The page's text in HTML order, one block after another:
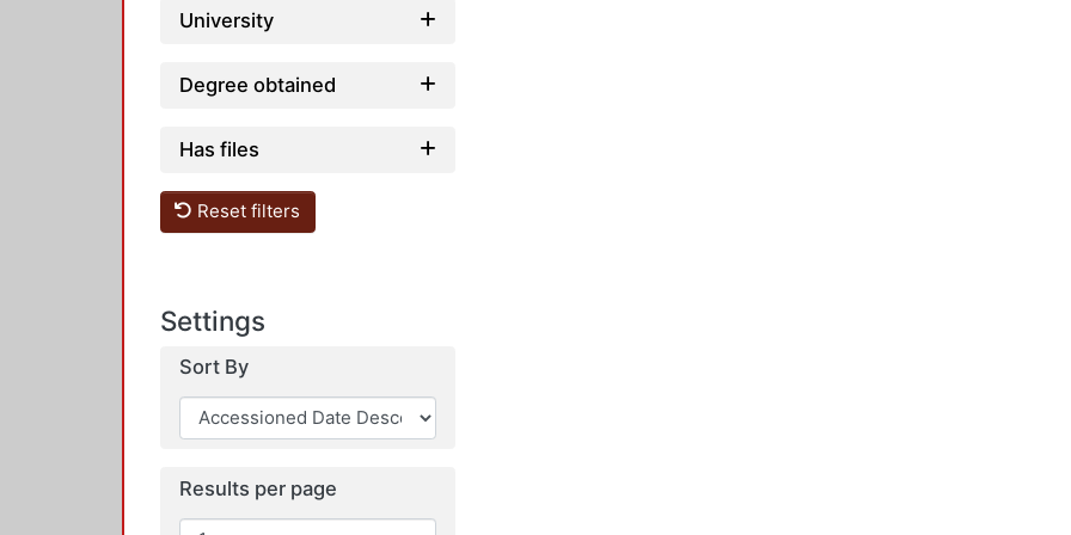
University
Degree obtained
Has files
Reset filters
Settings
Sort By
Results per page